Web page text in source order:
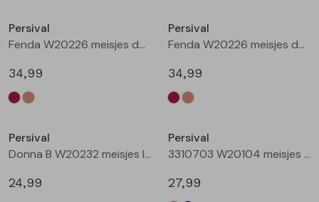
Persival
Fenda W20226 meisjes denim jack Wijnrood
34,99
Persival
Fenda W20226 meisjes denim jack Zand
34,99
Persival
Donna B W20232 meisjes lange broek Wijnrood
24,99
Persival
3310703 W20104 meisjes Jurk Cerise
27,99